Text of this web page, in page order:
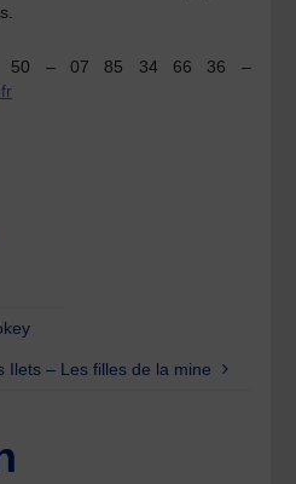
50 – 07 85 34 66 36 –
Ilets – Les filles de la mine